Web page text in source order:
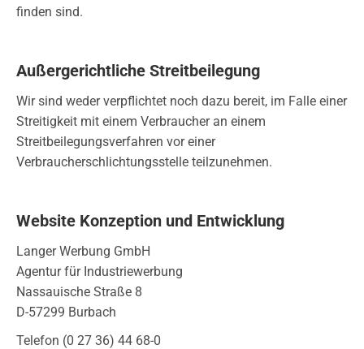
finden sind.
Außergerichtliche Streitbeilegung
Wir sind weder verpflichtet noch dazu bereit, im Falle einer
Streitigkeit mit einem Verbraucher an einem
Streitbeilegungsverfahren vor einer
Verbraucherschlichtungsstelle teilzunehmen.
Website Konzeption und Entwicklung
Langer Werbung GmbH
Agentur für Industriewerbung
Nassauische Straße 8
D-57299 Burbach
Telefon (0 27 36) 44 68-0